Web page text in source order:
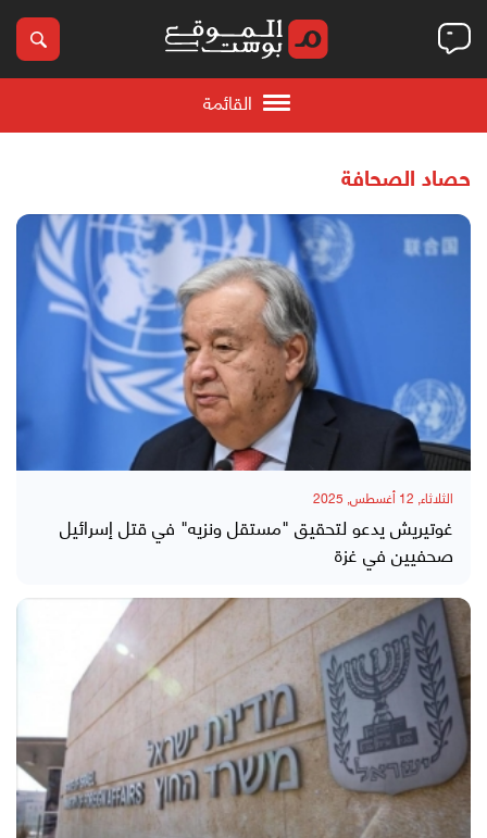
القائمة
حصاد الصحافة
الثلاثاء, 12 أغسطس, 2025
غوتيريش يدعو لتحقيق "مستقل ونزيه" في قتل إسرائيل
صحفيين في غزة